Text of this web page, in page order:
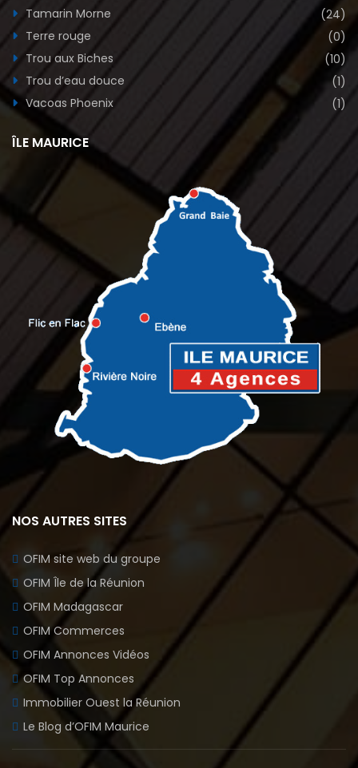
Tamarin Morne
(24)
Terre rouge
(0)
Trou aux Biches
(10)
Trou d’eau douce
(1)
Vacoas Phoenix
(1)
ÎLE MAURICE
NOS AUTRES SITES
OFIM site web du groupe
OFIM Île de la Réunion
OFIM Madagascar
OFIM Commerces
OFIM Annonces Vidéos
OFIM Top Annonces
Immobilier Ouest la Réunion
Le Blog d’OFIM Maurice